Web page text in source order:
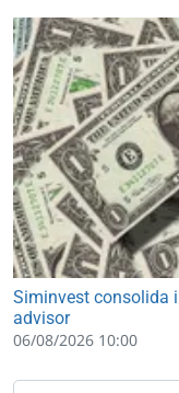
Siminvest consolida
advisor
06/08/2026 10:00